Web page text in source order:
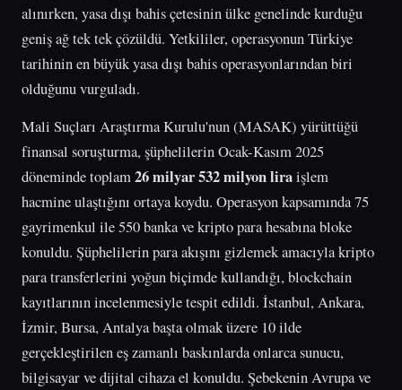
alınırken, yasa dışı bahis çetesinin ülke genelinde kurduğu
geniş ağ tek tek çözüldü. Yetkililer, operasyonun Türkiye
tarihinin en büyük yasa dışı bahis operasyonlarından biri
olduğunu vurguladı.
Mali Suçları Araştırma Kurulu'nun (MASAK) yürüttüğü
finansal soruşturma, şüphelilerin Ocak-Kasım 2025
döneminde toplam 26 milyar 532 milyon liraişlem
hacmine ulaştığını ortaya koydu. Operasyon kapsamında 75
gayrimenkul ile 550 banka ve kripto para hesabına bloke
konuldu. Şüphelilerin para akışını gizlemek amacıyla kripto
para transferlerini yoğun biçimde kullandığı, blockchain
kayıtlarının incelenmesiyle tespit edildi. İstanbul, Ankara,
İzmir, Bursa, Antalya başta olmak üzere 10 ilde
gerçekleştirilen eş zamanlı baskınlarda onlarca sunucu,
bilgisayar ve dijital cihaza el konuldu. Şebekenin Avrupa ve